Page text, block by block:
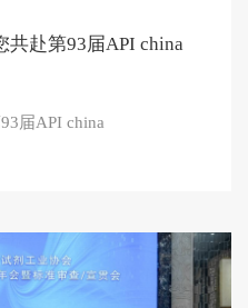
共赴第93届API china
届API china